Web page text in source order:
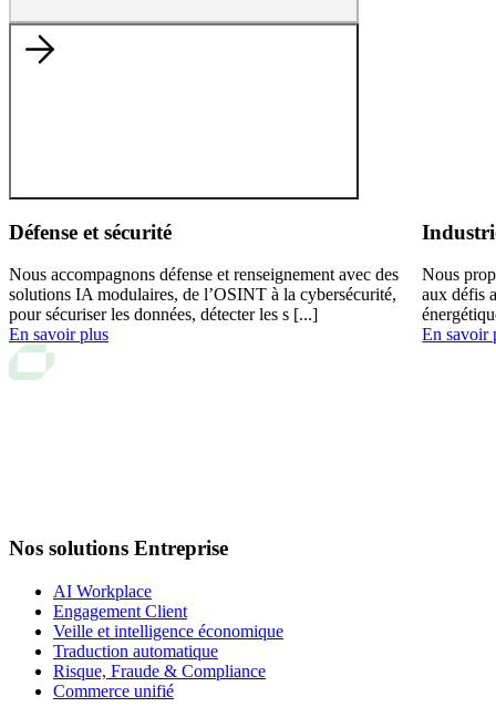
Défense et sécurité
Nous accompagnons défense et renseignement avec des
solutions IA modulaires, de l’OSINT à la cybersécurité,
pour sécuriser les données, détecter les s [...]
En savoir plus
Nous
aux défis
En savoir
Nos solutions Entreprise
AI Workplace
Engagement Client
Veille et intelligence économique
Traduction automatique
Risque, Fraude & Compliance
Commerce unifié